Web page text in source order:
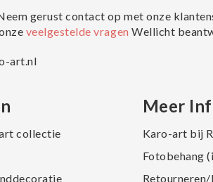
gerust contact op met onze
veelgestelde vragenWellicht
art.nl
collectie
Meer
Karo-art bij
Fotobehang